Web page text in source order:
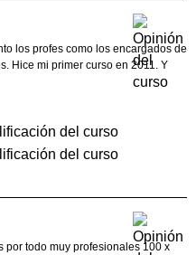
los profes como los encargados de
Hice mi primer curso en 2011. Y
por todo muy profesionales 100 x